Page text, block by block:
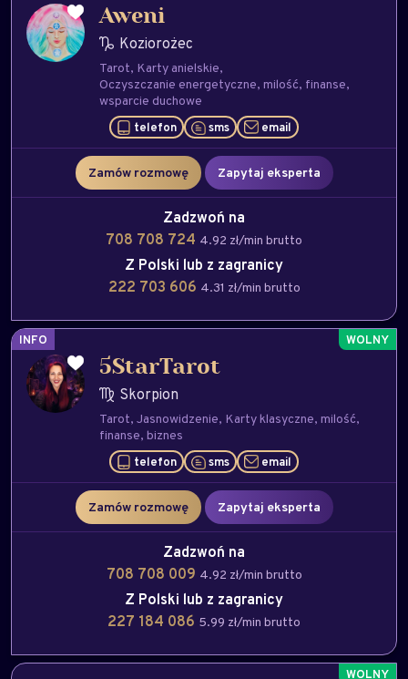
Aweni
Koziorożec
Tarot Karty anielskie
Oczyszczanie energetyczne milość finanse
wsparcie duchowe
telefon sms email
Zamów rozmowę Zapytaj eksperta
Zadzwoń na
708 708 724 4.92 zł/min brutto
Z Polski lub z zagranicy
222 703 606 4.31 zł/min brutto
INFO
5StarTarot
Skorpion
Tarot Jasnowidzenie Karty klasyczne milość
finanse biznes
telefon sms email
Zamów rozmowę Zapytaj eksperta
Zadzwoń na
708 708 009 4.92 zł/min brutto
Z Polski lub z zagranicy
227 184 086 5.99 zł/min brutto